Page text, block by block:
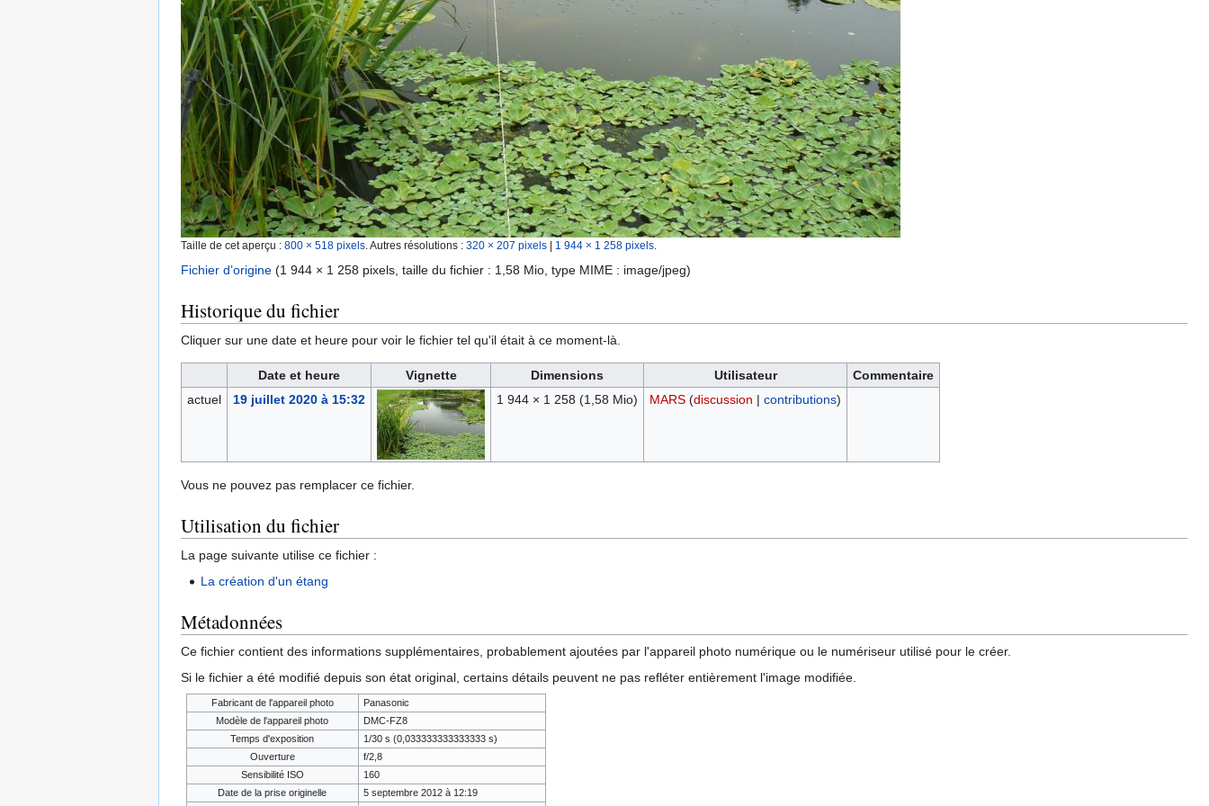
Taille de cet aperçu : 800 × 518 pixels Autres résolutions : 320 × 207 pixels 1 944 × 1 258 pixels
Fichier d’origine (1 944 × 1 258 pixels, taille du fichier : 1,58 Mio, type MIME : image/jpeg)
Historique du fichier
Cliquer sur une date et heure pour voir le fichier tel qu'il était à ce moment-là.
Date et heure Vignette Dimensions Utilisateur
Commentaire
actuel
19 juillet 2020 à 15:32 1 944 × 1 258 (1,58 Mio) MARS (discussion | contributions)
Vous ne pouvez pas remplacer ce fichier.
Utilisation du fichier
La page suivante utilise ce fichier :
La création d'un étang
Métadonnées
Ce fichier contient des informations supplémentaires, probablement ajoutées par l'appareil photo numérique ou le numériseur utilisé pour le créer.
Si le fichier a été modifié depuis son état original, certains détails peuvent ne pas refléter entièrement l'image modifiée.
Fabricant de l'appareil photo
Panasonic
Modèle de l'appareil photo
DMC-FZ8
Temps d'exposition
1/30 s (0,033333333333333 s)
Ouverture
f/2,8
Sensibilité ISO
160
Date de la prise originelle
5 septembre 2012 à 12:19